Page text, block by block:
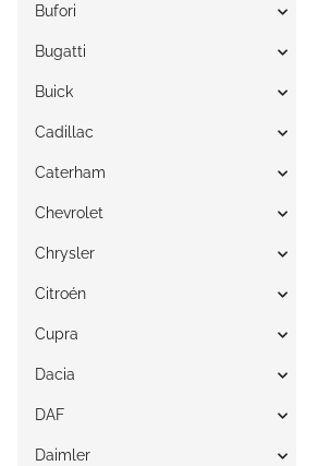
Bufori
Bugatti
Buick
Cadillac
Caterham
Chevrolet
Chrysler
Citroén
Cupra
Dacia
DAF
Daimler